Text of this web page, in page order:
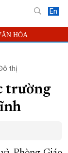
En
HÓA
ĐỌC
ONLINE
thị
trường